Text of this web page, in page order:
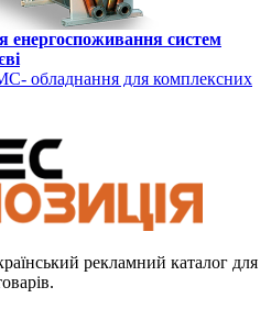
енергоспоживання систем
обладнання для комплексних
з полімерів
рекламний каталог для